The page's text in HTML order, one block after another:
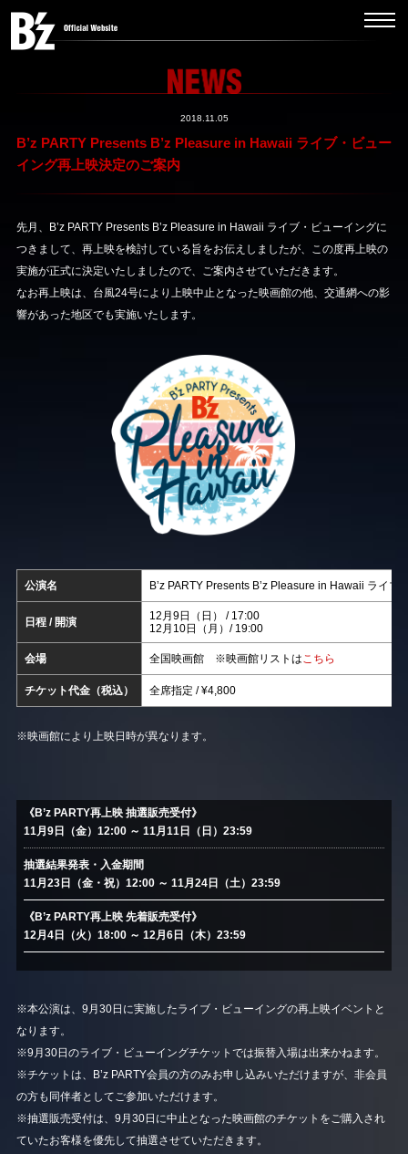
2018.11.05
B’z PARTY Presents B’z Pleasure in Hawaii ライブ・ビュー
イング再上映決定のご案内
先月、B’z PARTY Presents B’z Pleasure in Hawaii ライブ・ビューイングに
つきまして、再上映を検討している旨をお伝えしましたが、この度再上映の
実施が正式に決定いたしましたので、ご案内させていただきます。
なお再上映は、台風24号により上映中止となった映画館の他、交通網への影
響があった地区でも実施いたします。
公演名 B’z PARTY Presents B’z Pleasure in Hawaii ライブ
日程 / 開演
12月9日（日） / 17:00
12月10日（月）/ 19:00
会場 全国映画館 ※映画館リストはこちら
チケット代金（税込） 全席指定 / ¥4,800
※映画館により上映日時が異なります。
《B’z PARTY再上映 抽選販売受付》
11月9日（金）12:00 ～ 11月11日（日）23:59
抽選結果発表・入金期間
11月23日（金・祝）12:00 ～ 11月24日（土）23:59
《B’z PARTY再上映 先着販売受付》
12月4日（火）18:00 ～ 12月6日（木）23:59
※本公演は、9月30日に実施したライブ・ビューイングの再上映イベントと
なります。
※9月30日のライブ・ビューイングチケットでは振替入場は出来かねます。
※チケットは、B’z PARTY会員の方のみお申し込みいただけますが、非会員
の方も同伴者としてご参加いただけます。
※抽選販売受付は、9月30日に中止となった映画館のチケットをご購入され
ていたお客様を優先して抽選させていただきます。